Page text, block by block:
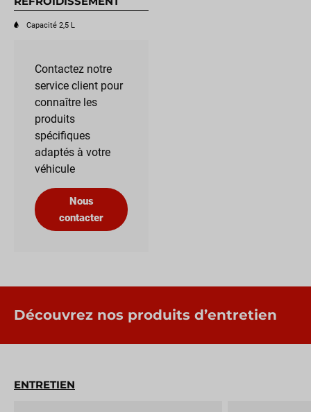
Capacité 2,5 L
Contactez notre
service client pour
connaître les
produits
spécifiques
adaptés à votre
véhicule
Nous
contacter
Découvrez nos produits d’entretien
ENTRETIEN